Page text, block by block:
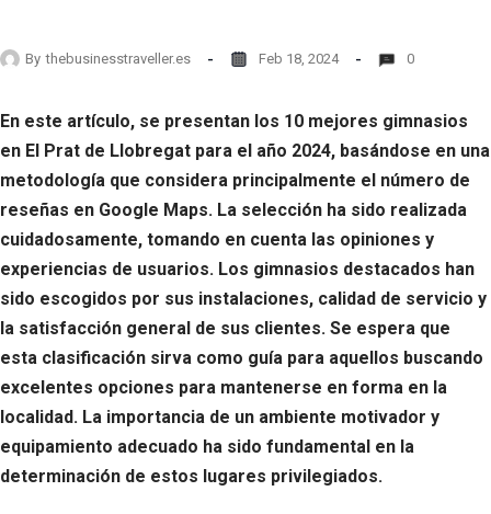
By thebusinesstraveller.es Feb 18, 2024 0
En este artículo, se presentan los 10 mejores gimnasios
en El Prat de Llobregat para el año 2024, basándose en una
metodología que considera principalmente el número de
reseñas en Google Maps. La selección ha sido realizada
cuidadosamente, tomando en cuenta las opiniones y
experiencias de usuarios. Los gimnasios destacados han
sido escogidos por sus instalaciones, calidad de servicio y
la satisfacción general de sus clientes. Se espera que
esta clasificación sirva como guía para aquellos buscando
excelentes opciones para mantenerse en forma en la
localidad. La importancia de un ambiente motivador y
equipamiento adecuado ha sido fundamental en la
determinación de estos lugares privilegiados.